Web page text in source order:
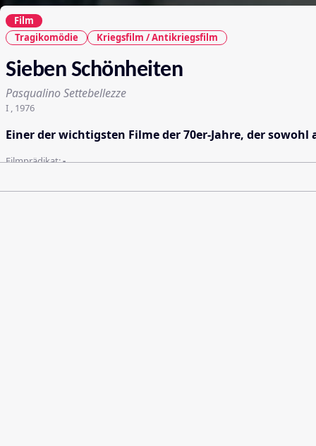
Film
Tragikomödie
Kriegsfilm / Antikriegsfilm
Sieben Schönheiten
Pasqualino Settebellezze
I , 1976
Einer der wichtigsten Filme der 70er-Jahre, der
Filmprädikat:-